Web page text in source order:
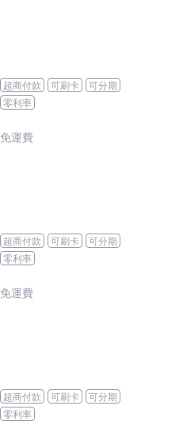
超商付款 可刷卡
可分期
零利率
免運費
超商付款 可刷卡
可分期
零利率
免運費
超商付款 可刷卡
可分期
零利率